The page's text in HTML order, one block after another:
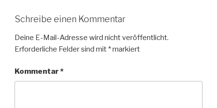
Schreibe einen Kommentar
Deine E-Mail-Adresse wird nicht veröffentlicht.
Erforderliche Felder sind mit *markiert
Kommentar*